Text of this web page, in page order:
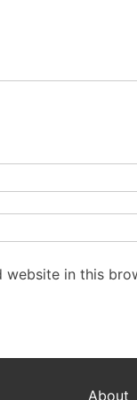
website in this
About